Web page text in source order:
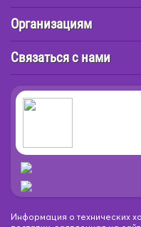
Организациям
Связаться с нами
Информация о технических